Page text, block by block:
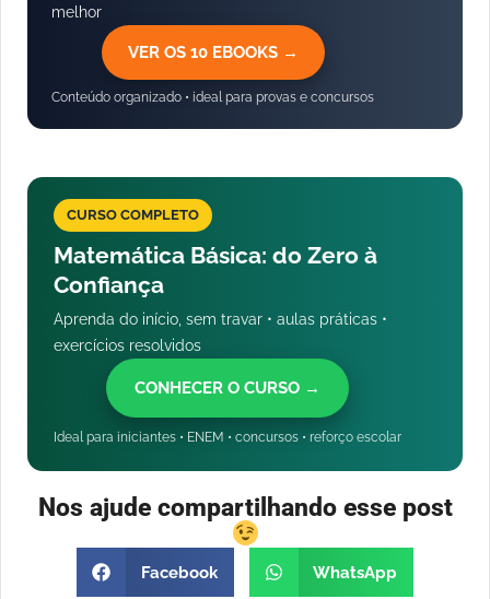
melhor
VER OS 10 EBOOKS →
Conteúdo organizado • ideal para provas e concursos
CURSO COMPLETO
Matemática Básica: do Zero à
Confiança
Aprenda do início, sem travar • aulas práticas •
exercícios resolvidos
CONHECER O CURSO →
Ideal para iniciantes • ENEM • concursos • reforço escolar
Nos ajude compartilhando esse post
Facebook WhatsApp